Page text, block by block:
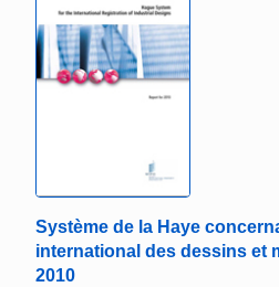
Système de la Haye
international des dessins et
2010